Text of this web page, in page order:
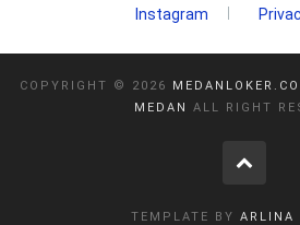
Instagram
COPYRIGHT © 2026
MEDAN
ALL RIGHT
TEMPLATE BY ARLINA